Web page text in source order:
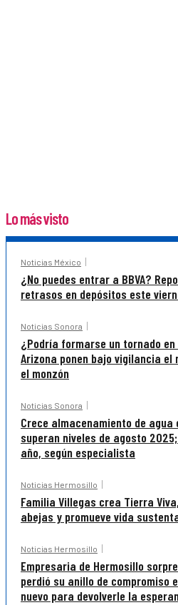
Lo más visto
Noticias México
¿No puedes entrar a BBVA?
retrasos en depósitos este
Noticias Sonora
¿Podría formarse un tornado
Arizona ponen bajo vigilancia
el monzón
Noticias Sonora
Crece almacenamiento de agua
superan niveles de agosto
año, según especialista
Noticias Hermosillo
Familia Villegas crea Tierra
abejas y promueve vida
Noticias Hermosillo
Empresaria de Hermosillo
perdió su anillo de compromiso
nuevo para devolverle la